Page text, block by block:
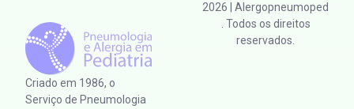
Criado em 1986, o
Serviço de Pneumologia
2026 | Alergopneumoped
. Todos os direitos
reservados.